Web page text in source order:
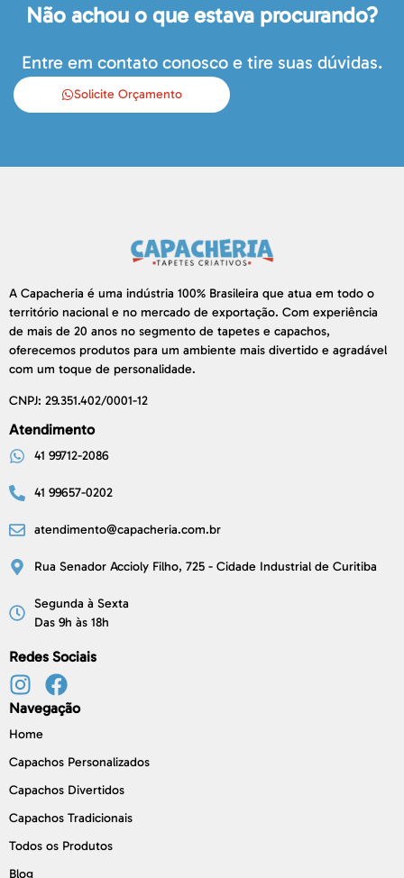
Não achou o que estava procurando?
Entre em contato conosco e tire suas dúvidas.
Solicite Orçamento
A Capacheria é uma indústria 100% Brasileira que atua em todo o
território nacional e no mercado de exportação. Com experiência
de mais de 20 anos no segmento de tapetes e capachos,
oferecemos produtos para um ambiente mais divertido e agradável
com um toque de personalidade.
CNPJ: 29.351.402/0001-12
Atendimento
41 99712-2086
41 99657-0202
atendimento@capacheria.com.br
Rua Senador Accioly Filho, 725 - Cidade Industrial de Curitiba
Segunda à Sexta
Das 9h às 18h
Redes Sociais
Navegação
Home
Capachos Personalizados
Capachos Divertidos
Capachos Tradicionais
Todos os Produtos
Blog